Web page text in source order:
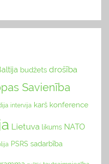
budžets drošība
Savienība
intervija karš konference
Lietuva likums NATO
PSRS sadarbība